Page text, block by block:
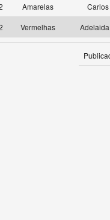
Amarelas
Vermelhas